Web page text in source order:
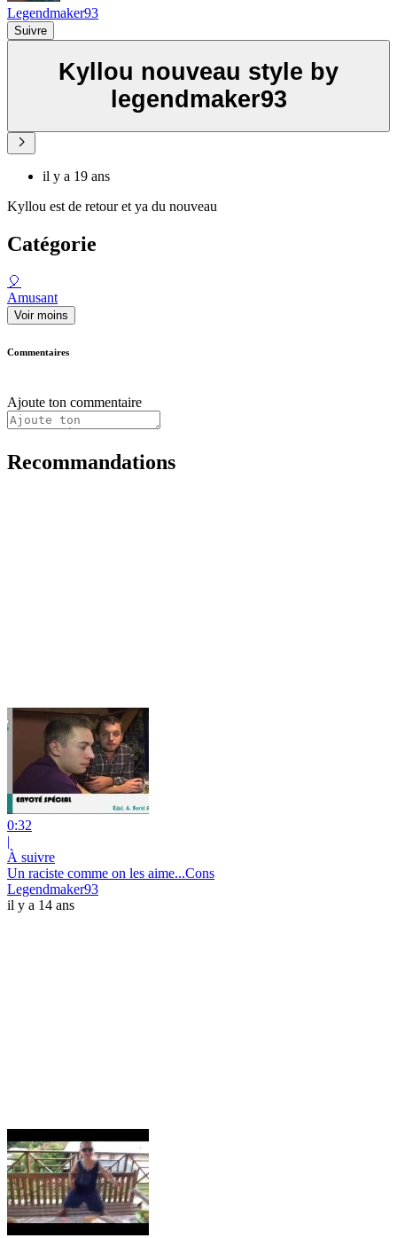
Legendmaker93
Suivre
Kyllou nouveau style by
legendmaker93
il y a 19 ans
Kyllou est de retour et ya du nouveau
Catégorie
🎈
Amusant
Voir moins
Commentaires
Ajoute ton commentaire
Recommandations
0:32
|
À suivre
Un raciste comme on les aime...Cons
Legendmaker93
il y a 14 ans